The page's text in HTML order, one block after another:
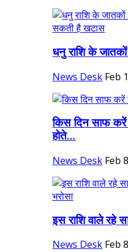
धनु राशि के
News Desk Feb
किस दिन साफ
होते...
News Desk Feb
इस राशि वाले रहे
News Desk Feb